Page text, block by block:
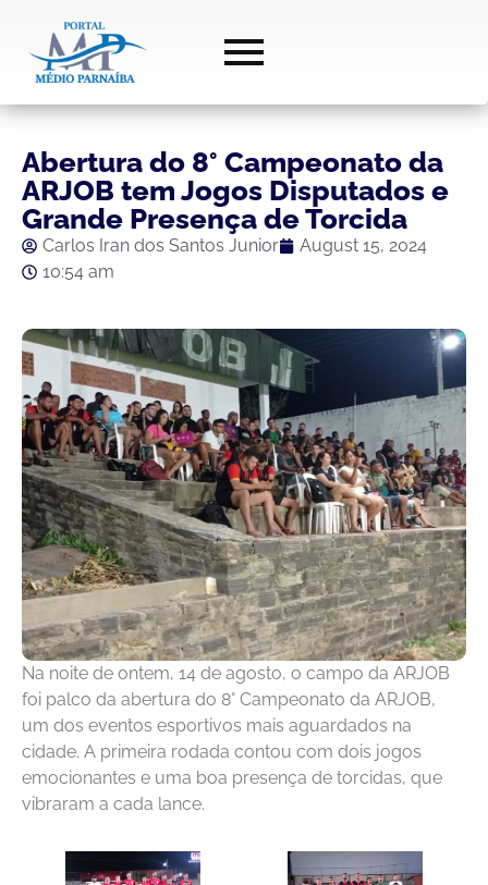
Abertura do 8° Campeonato da
ARJOB tem Jogos Disputados e
Grande Presença de Torcida
Carlos Iran dos Santos Junior
August 15, 2024
10:54 am
Na noite de ontem, 14 de agosto, o campo da ARJOB
foi palco da abertura do 8° Campeonato da ARJOB,
um dos eventos esportivos mais aguardados na
cidade. A primeira rodada contou com dois jogos
emocionantes e uma boa presença de torcidas, que
vibraram a cada lance.